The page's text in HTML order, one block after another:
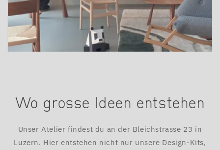
Wo grosse Ideen entstehen
Unser Atelier findest du an der Bleichstrasse 23 in
Luzern. Hier entstehen nicht nur unsere Design-Kits,